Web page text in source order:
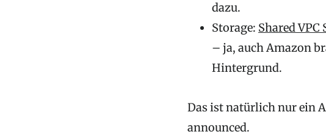
dazu.
Storage: Shared
– ja, auch Amazon
Hintergrund.
Das ist natürlich nur ein
announced.